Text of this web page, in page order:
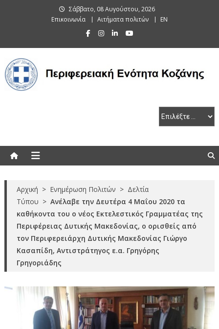
Σάββατο, 08 Αυγούστου, 2026
Επικοινωνία
Αιτήματα πολιτών EN
Αρχική > Ενημέρωση Πολιτών > Δελτία
Τύπου > Ανέλαβε την Δευτέρα 4 Μαΐου 2020 τα
καθήκοντα του ο νέος Εκτελεστικός Γραμματέας της
Περιφέρειας Δυτικής Μακεδονίας, ο ορισθείς από
τον Περιφερειάρχη Δυτικής Μακεδονίας Γιώργο
Κασαπίδη, Αντιστράτηγος ε.α. Γρηγόρης
Γρηγοριάδης